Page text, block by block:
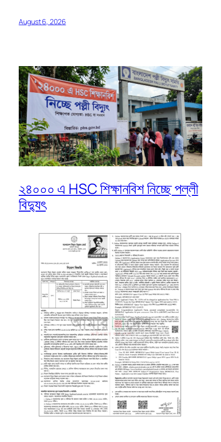
August 6, 2026
২৪০০০ এ HSC শিক্ষানবিশ নিচ্ছে পল্লী
বিদ্যুৎ